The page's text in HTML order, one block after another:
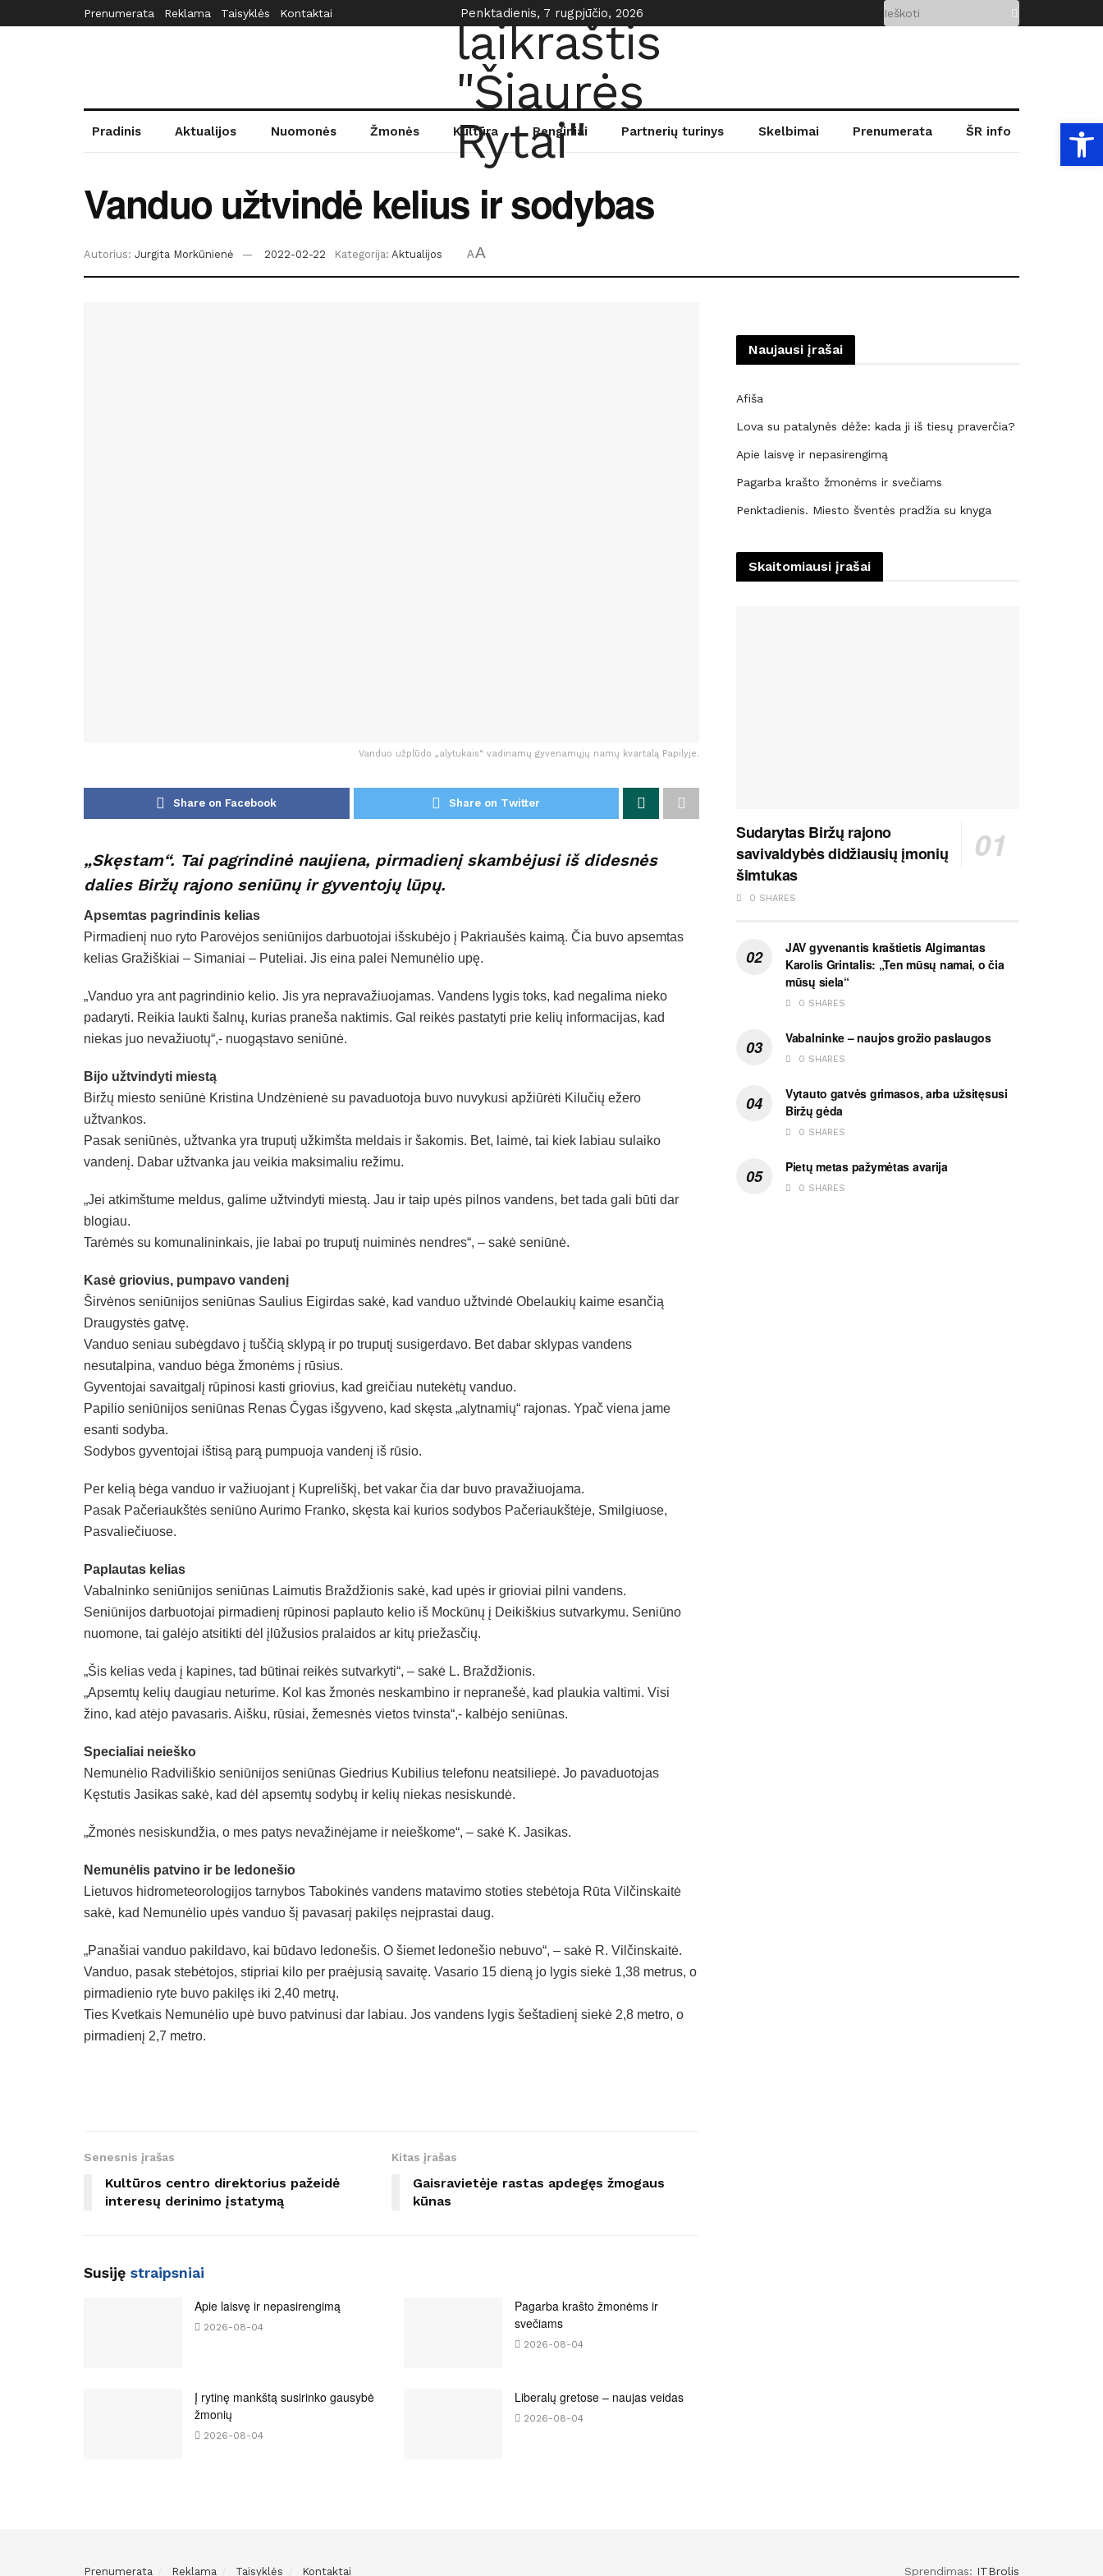
Prenumerata Reklama Taisyklės Kontaktai Penktadienis, 7 rugpjūčio, 2026
Pradinis Aktualijos Nuomonės Žmonės Kultūra Renginiai Partnerių turinys Skelbimai Prenumerata ŠR info
Vanduo užtvindė kelius ir sodybas
Autorius: Jurgita Morkūnienė 2022-02-22 Kategorija: Aktualijos AA
Vanduo užplūdo „alytukais“ vadinamų gyvenamųjų namų kvartalą Papilyje.
Share on Facebook Share on Twitter
„Skęstam“. Tai pagrindinė naujiena, pirmadienį skambėjusi iš didesnės
dalies Biržų rajono seniūnų ir gyventojų lūpų.
Apsemtas pagrindinis kelias
Pirmadienį nuo ryto Parovėjos seniūnijos darbuotojai išskubėjo į Pakriaušės kaimą. Čia buvo apsemtas
kelias Gražiškiai – Simaniai – Puteliai. Jis eina palei Nemunėlio upę.
„Vanduo yra ant pagrindinio kelio. Jis yra nepravažiuojamas. Vandens lygis toks, kad negalima nieko
padaryti. Reikia laukti šalnų, kurias praneša naktimis. Gal reikės pastatyti prie kelių informacijas, kad
niekas juo nevažiuotų“,- nuogąstavo seniūnė.
Bijo užtvindyti miestą
Biržų miesto seniūnė Kristina Undzėnienė su pavaduotoja buvo nuvykusi apžiūrėti Kilučių ežero
užtvankos.
Pasak seniūnės, užtvanka yra truputį užkimšta meldais ir šakomis. Bet, laimė, tai kiek labiau sulaiko
vandenį. Dabar užtvanka jau veikia maksimaliu režimu.
„Jei atkimštume meldus, galime užtvindyti miestą. Jau ir taip upės pilnos vandens, bet tada gali būti dar
blogiau.
Tarėmės su komunalininkais, jie labai po truputį nuiminės nendres“, – sakė seniūnė.
Kasė griovius, pumpavo vandenį
Širvėnos seniūnijos seniūnas Saulius Eigirdas sakė, kad vanduo užtvindė Obelaukių kaime esančią
Draugystės gatvę.
Vanduo seniau subėgdavo į tuščią sklypą ir po truputį susigerdavo. Bet dabar sklypas vandens
nesutalpina, vanduo bėga žmonėms į rūsius.
Gyventojai savaitgalį rūpinosi kasti griovius, kad greičiau nutekėtų vanduo.
Papilio seniūnijos seniūnas Renas Čygas išgyveno, kad skęsta „alytnamių“ rajonas. Ypač viena jame
esanti sodyba.
Sodybos gyventojai ištisą parą pumpuoja vandenį iš rūsio.
Per kelią bėga vanduo ir važiuojant į Kupreliškį, bet vakar čia dar buvo pravažiuojama.
Pasak Pačeriaukštės seniūno Aurimo Franko, skęsta kai kurios sodybos Pačeriaukštėje, Smilgiuose,
Pasvaliečiuose.
Paplautas kelias
Vabalninko seniūnijos seniūnas Laimutis Braždžionis sakė, kad upės ir grioviai pilni vandens.
Seniūnijos darbuotojai pirmadienį rūpinosi paplauto kelio iš Mockūnų į Deikiškius sutvarkymu. Seniūno
nuomone, tai galėjo atsitikti dėl įlūžusios pralaidos ar kitų priežasčių.
„Šis kelias veda į kapines, tad būtinai reikės sutvarkyti“, – sakė L. Braždžionis.
„Apsemtų kelių daugiau neturime. Kol kas žmonės neskambino ir nepranešė, kad plaukia valtimi. Visi
žino, kad atėjo pavasaris. Aišku, rūsiai, žemesnės vietos tvinsta“,- kalbėjo seniūnas.
Specialiai neieško
Nemunėlio Radviliškio seniūnijos seniūnas Giedrius Kubilius telefonu neatsiliepė. Jo pavaduotojas
Kęstutis Jasikas sakė, kad dėl apsemtų sodybų ir kelių niekas nesiskundė.
„Žmonės nesiskundžia, o mes patys nevažinėjame ir neieškome“, – sakė K. Jasikas.
Nemunėlis patvino ir be ledonešio
Lietuvos hidrometeorologijos tarnybos Tabokinės vandens matavimo stoties stebėtoja Rūta Vilčinskaitė
sakė, kad Nemunėlio upės vanduo šį pavasarį pakilęs neįprastai daug.
„Panašiai vanduo pakildavo, kai būdavo ledonešis. O šiemet ledonešio nebuvo“, – sakė R. Vilčinskaitė.
Vanduo, pasak stebėtojos, stipriai kilo per praėjusią savaitę. Vasario 15 dieną jo lygis siekė 1,38 metrus, o
pirmadienio ryte buvo pakilęs iki 2,40 metrų.
Ties Kvetkais Nemunėlio upė buvo patvinusi dar labiau. Jos vandens lygis šeštadienį siekė 2,8 metro, o
pirmadienį 2,7 metro.
Senesnis įrašas
Kultūros centro direktorius pažeidė
interesų derinimo įstatymą
Kitas įrašas
Gaisravietėje rastas apdegęs žmogaus
kūnas
Susiję straipsniai
Apie laisvę ir nepasirengimą
2026-08-04
Pagarba krašto žmonėms ir
svečiams
2026-08-04
Į rytinę mankštą susirinko gausybė
žmonių
2026-08-04
Liberalų gretose – naujas veidas
2026-08-04
Naujausi įrašai
Afiša
Lova su patalynės dėže: kada ji iš tiesų praverčia?
Apie laisvę ir nepasirengimą
Pagarba krašto žmonėms ir svečiams
Penktadienis. Miesto šventės pradžia su knyga
Skaitomiausi įrašai
Sudarytas Biržų rajono
savivaldybės didžiausių įmonių
šimtukas
0 SHARES
JAV gyvenantis kraštietis Algimantas
Karolis Grintalis: „Ten mūsų namai, o čia
mūsų siela“
0 SHARES
Vabalninke – naujos grožio paslaugos
0 SHARES
Vytauto gatvės grimasos, arba užsitęsusi
Biržų gėda
0 SHARES
Pietų metas pažymėtas avarija
0 SHARES
Prenumerata Reklama Taisyklės Kontaktai Sprendimas: ITBrolis